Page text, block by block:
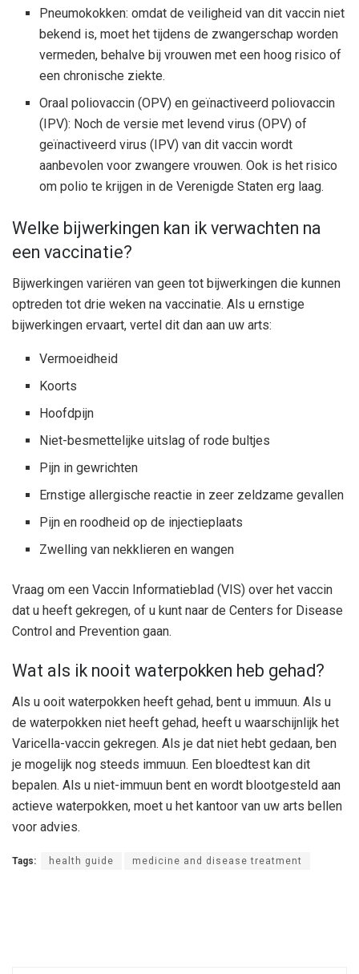
Pneumokokken: omdat de veiligheid van dit vaccin niet
bekend is, moet het tijdens de zwangerschap worden
vermeden, behalve bij vrouwen met een hoog risico of
een chronische ziekte.
Oraal poliovaccin (OPV) en geïnactiveerd poliovaccin
(IPV): Noch de versie met levend virus (OPV) of
geïnactiveerd virus (IPV) van dit vaccin wordt
aanbevolen voor zwangere vrouwen. Ook is het risico
om polio te krijgen in de Verenigde Staten erg laag.
Welke bijwerkingen kan ik verwachten na
een vaccinatie?
Bijwerkingen variëren van geen tot bijwerkingen die kunnen
optreden tot drie weken na vaccinatie. Als u ernstige
bijwerkingen ervaart, vertel dit dan aan uw arts:
Vermoeidheid
Koorts
Hoofdpijn
Niet-besmettelijke uitslag of rode bultjes
Pijn in gewrichten
Ernstige allergische reactie in zeer zeldzame gevallen
Pijn en roodheid op de injectieplaats
Zwelling van nekklieren en wangen
Vraag om een ​​Vaccin Informatieblad (VIS) over het vaccin
dat u heeft gekregen, of u kunt naar de Centers for Disease
Control and Prevention gaan.
Wat als ik nooit waterpokken heb gehad?
Als u ooit waterpokken heeft gehad, bent u immuun. Als u
de waterpokken niet heeft gehad, heeft u waarschijnlijk het
Varicella-vaccin gekregen. Als je dat niet hebt gedaan, ben
je mogelijk nog steeds immuun. Een bloedtest kan dit
bepalen. Als u niet-immuun bent en wordt blootgesteld aan
actieve waterpokken, moet u het kantoor van uw arts bellen
voor advies.
Tags: health guide medicine and disease treatment